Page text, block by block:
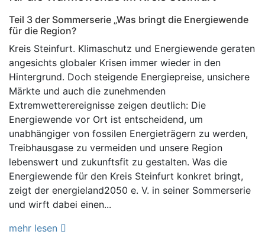
Teil 3 der Sommerserie „Was bringt die Energiewende
für die Region?
Kreis Steinfurt. Klimaschutz und Energiewende geraten
angesichts globaler Krisen immer wieder in den
Hintergrund. Doch steigende Energiepreise, unsichere
Märkte und auch die zunehmenden
Extremwetterereignisse zeigen deutlich: Die
Energiewende vor Ort ist entscheidend, um
unabhängiger von fossilen Energieträgern zu werden,
Treibhausgase zu vermeiden und unsere Region
lebenswert und zukunftsfit zu gestalten. Was die
Energiewende für den Kreis Steinfurt konkret bringt,
zeigt der energieland2050 e. V. in seiner Sommerserie
und wirft dabei einen...
mehr lesen